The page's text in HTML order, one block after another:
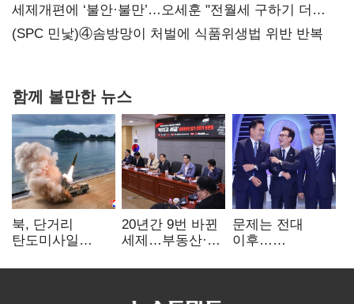
지지도 '50% 아래로'(종합)
세제개편에 ‘불안·불만’…오세훈 "전월세 구하기 더
힘들어질 것"
(SPC 민낯)④솜방망이 처벌에 식품위생법 위반 반복
함께 볼만한 뉴스
북, 단거리
탄도미사일
"즉각 중단 촉구"
20년간 9번 바뀐
세제…부동산·
건드렸다
문제는 전대
이후…
뒤집힐 땐